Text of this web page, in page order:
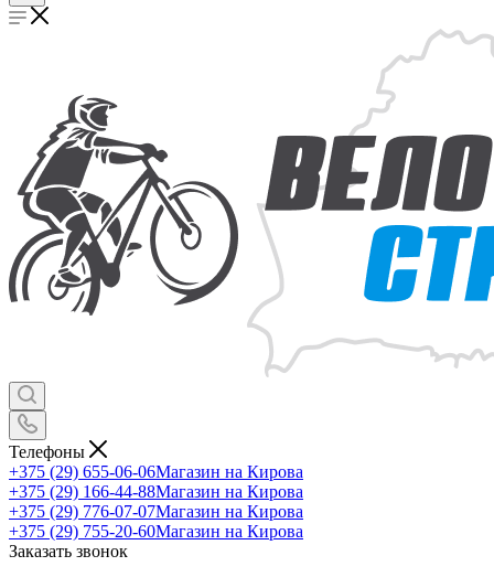
Телефоны
+375 (29) 655-06-06Магазин на Кирова
+375 (29) 166-44-88Магазин на Кирова
+375 (29) 776-07-07Магазин на Кирова
+375 (29) 755-20-60Магазин на Кирова
Заказать звонок